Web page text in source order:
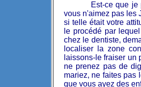
Est-ce que
vous n'aimez pas les
si telle était votre
le procédé par
chez le dentiste,
localiser la zone
laissons-le fraiser
ne prenez pas de
mariez, ne faites pas
que vous ayez des